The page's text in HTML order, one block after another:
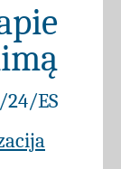
24/ES